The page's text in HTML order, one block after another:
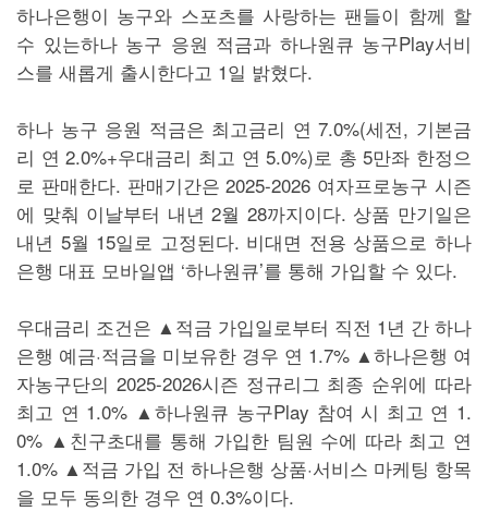
하나은행이 농구와 스포츠를 사랑하는 팬들이 함께 할
수 있는하나 농구 응원 적금과 하나원큐 농구Play서비
스를 새롭게 출시한다고 1일 밝혔다.
하나 농구 응원 적금은 최고금리 연 7.0%(세전, 기본금
리 연 2.0%+우대금리 최고 연 5.0%)로 총 5만좌 한정으
로 판매한다. 판매기간은 2025-2026 여자프로농구 시즌
에 맞춰 이날부터 내년 2월 28까지이다. 상품 만기일은
내년 5월 15일로 고정된다. 비대면 전용 상품으로 하나
은행 대표 모바일앱 ‘하나원큐’를 통해 가입할 수 있다.
우대금리 조건은 ▲적금 가입일로부터 직전 1년 간 하나
은행 예금·적금을 미보유한 경우 연 1.7% ▲하나은행 여
자농구단의 2025-2026시즌 정규리그 최종 순위에 따라
최고 연 1.0% ▲하나원큐 농구Play 참여 시 최고 연 1.
0% ▲친구초대를 통해 가입한 팀원 수에 따라 최고 연
1.0% ▲적금 가입 전 하나은행 상품·서비스 마케팅 항목
을 모두 동의한 경우 연 0.3%이다.